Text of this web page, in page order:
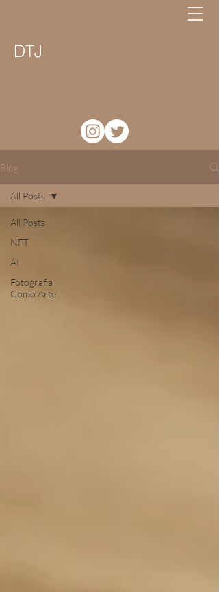
DTJ
Blog
All Posts
NFT
AI
Fotografia
Como Arte
All Posts